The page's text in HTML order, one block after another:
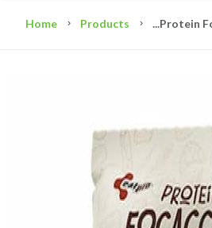
Home Products ...Protein